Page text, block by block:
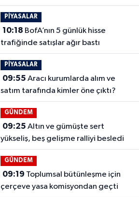
PİYASALAR
10:18
trafiğinde satışlar ağır bastı
PİYASALAR
09:55
satım tarafında kimler öne çıktı?
GÜNDEM
09:25
yükseliş, beş gelişme ralliyi besledi
GÜNDEM
09:19
çerçeve yasa komisyondan geçti